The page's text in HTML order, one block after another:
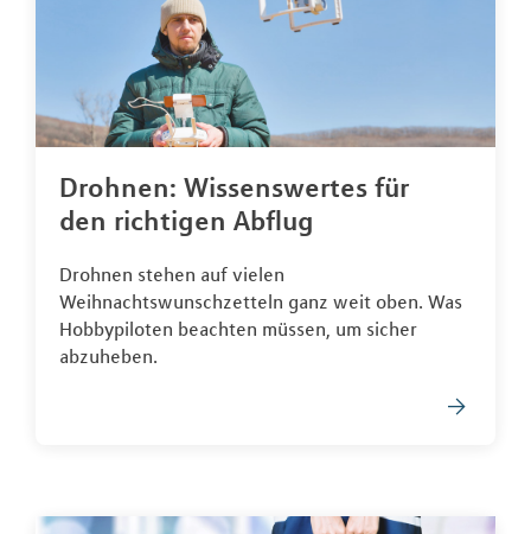
Drohnen: Wissenswertes für
den richtigen Abflug
Drohnen stehen auf vielen
Weihnachtswunschzetteln ganz weit oben. Was
Hobbypiloten beachten müssen, um sicher
abzuheben.